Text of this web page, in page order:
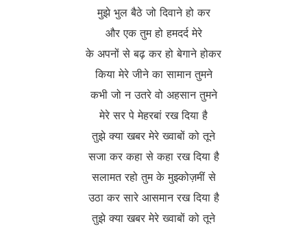
मुझे भुल बैठे जो दिवाने हो कर
और एक तुम हो हमदर्द मेरे
के अपनों से बढ़ कर हो बेगाने होकर
किया मेरे जीने का सामान तुमने
कभी जो न उतरे वो अहसान तुमने
मेरे सर पे मेहरबां रख दिया है
तुझे क्या खबर मेरे ख्वाबों को तूने
सजा कर कहा से कहा रख दिया है
सलामत रहो तुम के मुझ्कोज़मीं से
उठा कर सारे आसमान रख दिया है
तुझे क्या खबर मेरे ख्वाबों को तूने